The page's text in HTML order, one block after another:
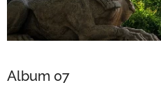
Album 07